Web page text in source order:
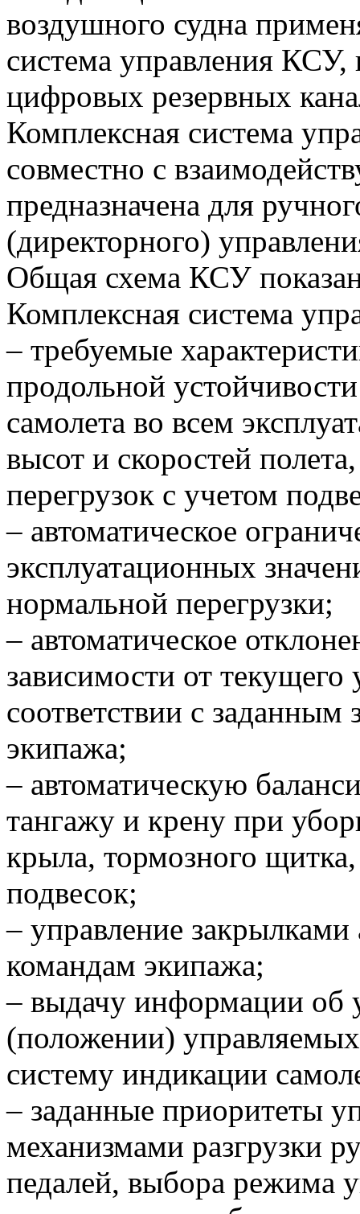
воздушного судна
система управления
цифровых резервных
Комплексная система
совместно с
предназначена для
(директорного)
Общая схема КСУ
Комплексная система
– требуемые
продольной
самолета во всем
высот и скоростей
перегрузок с учетом
– автоматическое
эксплуатационных
нормальной перегрузки;
– автоматическое
зависимости от текущего
соответствии с
экипажа;
– автоматическую
тангажу и крену при
крыла, тормозного
подвесок;
– управление закрылками
командам экипажа;
– выдачу информации об
(положении)
систему индикации
– заданные приоритеты
механизмами разгрузки
педалей, выбора режима